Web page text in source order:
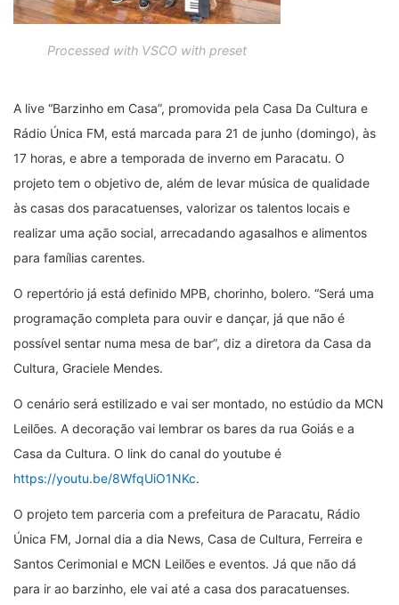
Processed with VSCO with preset
A live “Barzinho em Casa”, promovida pela Casa Da Cultura e
Rádio Única FM, está marcada para 21 de junho (domingo), às
17 horas, e abre a temporada de inverno em Paracatu. O
projeto tem o objetivo de, além de levar música de qualidade
às casas dos paracatuenses, valorizar os talentos locais e
realizar uma ação social, arrecadando agasalhos e alimentos
para famílias carentes.
O repertório já está definido MPB, chorinho, bolero. “Será uma
programação completa para ouvir e dançar, já que não é
possível sentar numa mesa de bar”, diz a diretora da Casa da
Cultura, Graciele Mendes.
O cenário será estilizado e vai ser montado, no estúdio da MCN
Leilões. A decoração vai lembrar os bares da rua Goiás e a
Casa da Cultura. O link do canal do youtube é
https://youtu.be/8WfqUiO1NKc.
O projeto tem parceria com a prefeitura de Paracatu, Rádio
Única FM, Jornal dia a dia News, Casa de Cultura, Ferreira e
Santos Cerimonial e MCN Leilões e eventos. Já que não dá
para ir ao barzinho, ele vai até a casa dos paracatuenses.